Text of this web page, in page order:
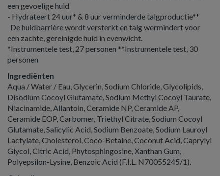
een gevoelige huid
- Hydrateert 24 uur* & 8 uur verminderde talgproductie**
De huidbarrière wordt versterkt en talg wermindert voor
een zachte, gereinigde huid in evenwicht.
*Instrumentele test, 27 personen **Instrumentele test, 30
personen
Ingrediënten
Aqua / Water / Eau, Glycerin, Sodium Chloride, Glycolipids,
Disodium Cocoyl Glutamate, Sodium Methyl Cocoyl Taurate,
Niacinamide, Allantoin, Ceramide NP, Ceramide AP,
Ceramide EOP, Carbomer, Triethyl Citrate, Sodium Cocoyl
Glutamate, Salicylic Acid, Sodium Benzoate, Sodium Lauroyl
Lactylate, Cholesterol, Coco-Betaine, Coconut Acid, Caprylyl
Glycol, Citric Acid, Phytosphingosine, Xanthan Gum,
Polyepsilon-Lysine, Benzoic Acid (F.I.L. N70055245/1).